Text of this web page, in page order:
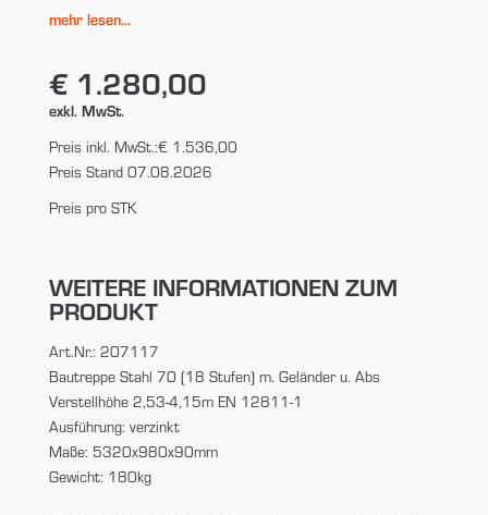
mehr lesen...
€ 1.280,00
exkl. MwSt.
Preis inkl. MwSt.:€ 1.536,00
Preis Stand 07.08.2026
Preis pro STK
WEITERE INFORMATIONEN ZUM
PRODUKT
Art.Nr.: 207117
Bautreppe Stahl 70 (18 Stufen) m. Geländer u. Abs
Verstellhöhe 2,53-4,15m EN 12811-1
Ausführung: verzinkt
Maße: 5320x980x90mm
Gewicht: 180kg